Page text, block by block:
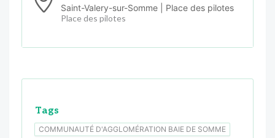
Saint-Valery-sur-Somme | Place des pilotes
Place des pilotes
Tags
COMMUNAUTÉ D'AGGLOMÉRATION BAIE DE SOMME